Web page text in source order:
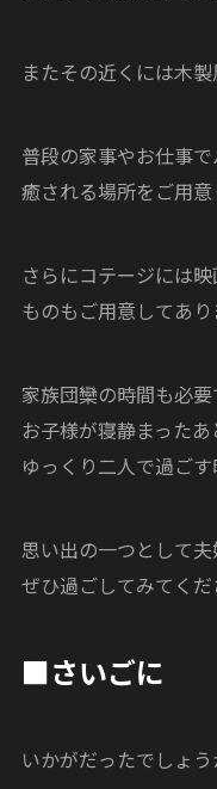
またその近くには木
普段の家事やお仕事
癒される場所をご用意
さらにコテージには
ものもご用意してあり
家族団欒の時間も必要
お子様が寝静まったあ
ゆっくり二人で過ごす
思い出の一つとして
ぜひ過ごしてみてくだ
■さいごに
いかがだったでしょう